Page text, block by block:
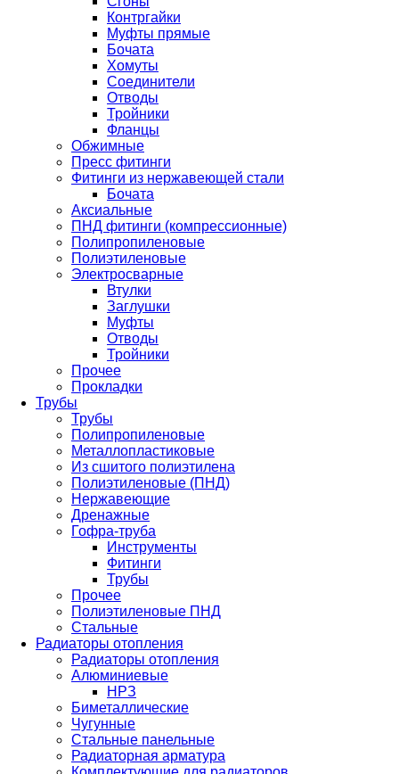
Контргайки
Муфты прямые
Бочата
Хомуты
Соединители
Отводы
Тройники
Фланцы
Обжимные
Пресс фитинги
Фитинги из нержавеющей стали
Бочата
Аксиальные
ПНД фитинги (компрессионные)
Полипропиленовые
Полиэтиленовые
Электросварные
Втулки
Заглушки
Муфты
Отводы
Тройники
Прочее
Прокладки
Трубы
Трубы
Полипропиленовые
Металлопластиковые
Из сшитого полиэтилена
Полиэтиленовые (ПНД)
Нержавеющие
Дренажные
Гофра-труба
Инструменты
Фитинги
Трубы
Прочее
Полиэтиленовые ПНД
Стальные
Радиаторы отопления
Радиаторы отопления
Алюминиевые
НРЗ
Биметаллические
Чугунные
Стальные панельные
Радиаторная арматура